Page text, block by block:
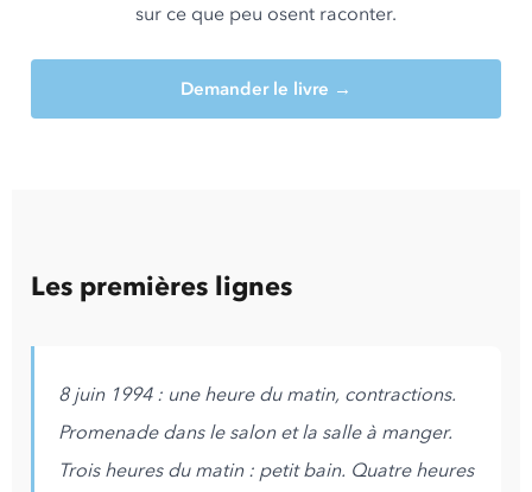
sur ce que peu osent raconter.
Demander le livre →
Les premières lignes
8 juin 1994 : une heure du matin, contractions.
Promenade dans le salon et la salle à manger.
Trois heures du matin : petit bain. Quatre heures